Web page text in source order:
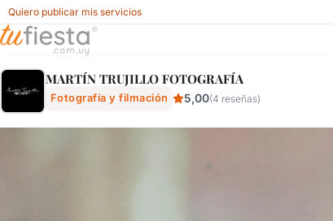
Quiero publicar mis servicios
MARTÍN TRUJILLO FOTOGRAFÍA
Fotografía y filmación 5,00(4 reseñas)